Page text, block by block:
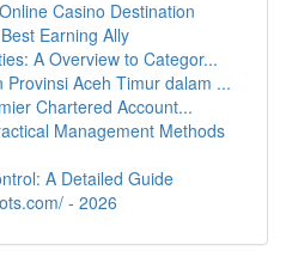
Casino Destination
Earning Ally
A Overview to Categor...
Provinsi Aceh Timur dalam ...
Chartered Account...
Management Methods
A Detailed Guide
- 2026